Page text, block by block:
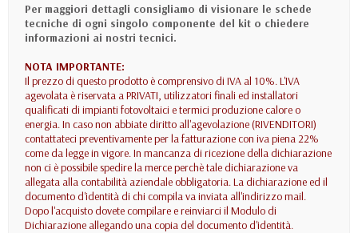
Per maggiori dettagli consigliamo di visionare le schede
tecniche di ogni singolo componente del kit o chiedere
informazioni ai nostri tecnici.
NOTA IMPORTANTE:
Il prezzo di questo prodotto è comprensivo di IVA al 10%. L'IVA
agevolata è riservata a PRIVATI, utilizzatori finali ed installatori
qualificati di impianti fotovoltaici e termici produzione calore o
energia. In caso non abbiate diritto all'agevolazione (RIVENDITORI)
contattateci preventivamente per la fatturazione con iva piena 22%
come da legge in vigore. In mancanza di ricezione della dichiarazione
non ci è possibile spedire la merce perchè tale dichiarazione va
allegata alla contabilità aziendale obbligatoria. La dichiarazione ed il
documento d'identità di chi compila va inviata all'indirizzo mail.
Dopo l'acquisto dovete compilare e reinviarci il Modulo di
Dichiarazione allegando una copia del documento d'identità.